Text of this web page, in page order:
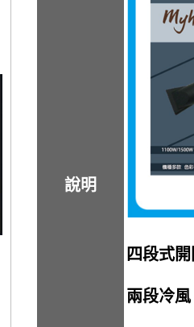
說明
四段式
兩段冷